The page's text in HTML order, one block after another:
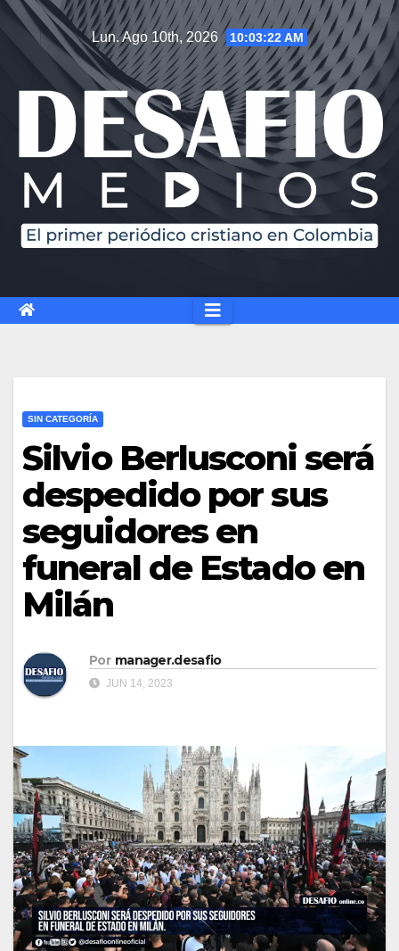
Lun. Ago 10th, 2026 10:03:23 AM
SIN CATEGORÍA
Silvio Berlusconi será
despedido por sus
seguidores en
funeral de Estado en
Milán
Por manager.desafio
JUN 14, 2023